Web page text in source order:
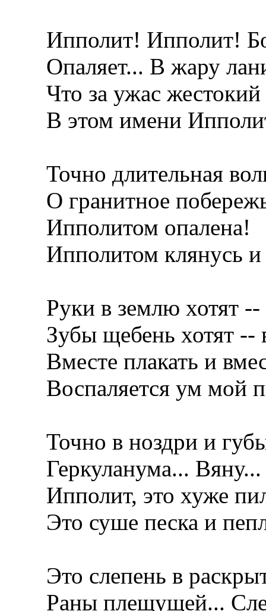
Ипполит! Ипполит!
Опаляет... В жару
Что за ужас
В этом имени
Точно длительная
О гранитное
Ипполитом опалена!
Ипполитом клянусь
Руки в землю хотят --
Зубы щебень хотят --
Вместе плакать и
Воспаляется ум мой
Точно в ноздри и
Геркуланума...
Ипполит, это хуже
Это суше песка и
Это слепень в
Раны плещущей...